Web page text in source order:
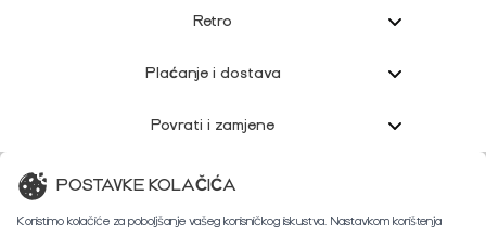
Retro
Plaćanje i dostava
Povrati i zamjene
Korisnička podrška
POSTAVKE KOLAČIĆA
Koristimo kolačiće za poboljšanje vašeg korisničkog iskustva. Nastavkom korištenja